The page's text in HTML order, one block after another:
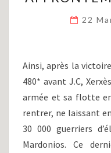
22
Ainsi, après la
480* avant J.C,
armée et sa flotte en
rentrer, ne laissant
30 000 guerriers
Mardonios. Ce